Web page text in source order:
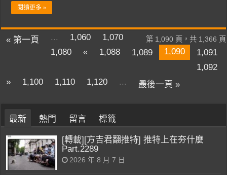
閱讀更多 »
第 1,090 頁，共 1,366 頁
« 第一頁 ... 1,060
1,070
1,080
« 1,088 1,089 1,090
1,091
1,092
»
1,100 1,110 1,120 ... 最後一頁 »
最新 熱門 留言 標籤
[轉載][方吉君翻推特] 推特上在夯什麼
Part.2289
2026 年 8 月 7 日